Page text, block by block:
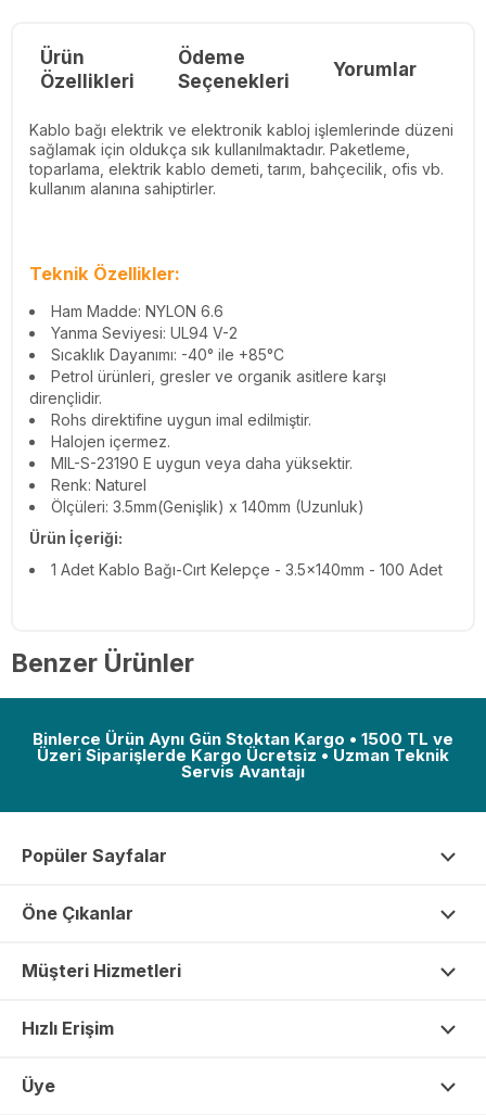
Ürün
Özellikleri
Ödeme
Seçenekleri
Yorumlar
Kablo bağı elektrik ve elektronik kabloj işlemlerinde düzeni
sağlamak için oldukça sık kullanılmaktadır. Paketleme,
toparlama, elektrik kablo demeti, tarım, bahçecilik, ofis vb.
kullanım alanına sahiptirler.
Teknik Özellikler:
Ham Madde: NYLON 6.6
Yanma Seviyesi: UL94 V-2
Sıcaklık Dayanımı: -40° ile +85°C
Petrol ürünleri, gresler ve organik asitlere karşı
dirençlidir.
Rohs direktifine uygun imal edilmiştir.
Halojen içermez.
MIL-S-23190 E uygun veya daha yüksektir.
Renk: Naturel
Ölçüleri: 3.5mm(Genişlik) x 140mm (Uzunluk)
Ürün İçeriği:
1 Adet Kablo Bağı-Cırt Kelepçe - 3.5x140mm - 100 Adet
Benzer Ürünler
Binlerce Ürün Aynı Gün Stoktan Kargo • 1500 TL ve
Üzeri Siparişlerde Kargo Ücretsiz • Uzman Teknik
Servis Avantajı
Popüler Sayfalar
Öne Çıkanlar
Müşteri Hizmetleri
Hızlı Erişim
Üye